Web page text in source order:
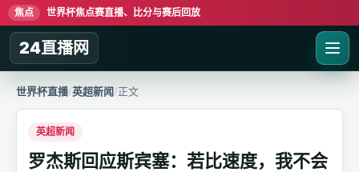
焦点 世界杯焦点赛直播、比分与赛后回放
24直播网
世界杯直播/英超新闻/正文
英超新闻
罗杰斯回应斯宾塞：若比速度，我不会